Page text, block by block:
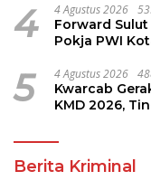
4 4 Agustus 2026
Forward
Pokja PWI
5 4 Agustus 2026
Kwarcab
KMD 2026,
Berita Kriminal